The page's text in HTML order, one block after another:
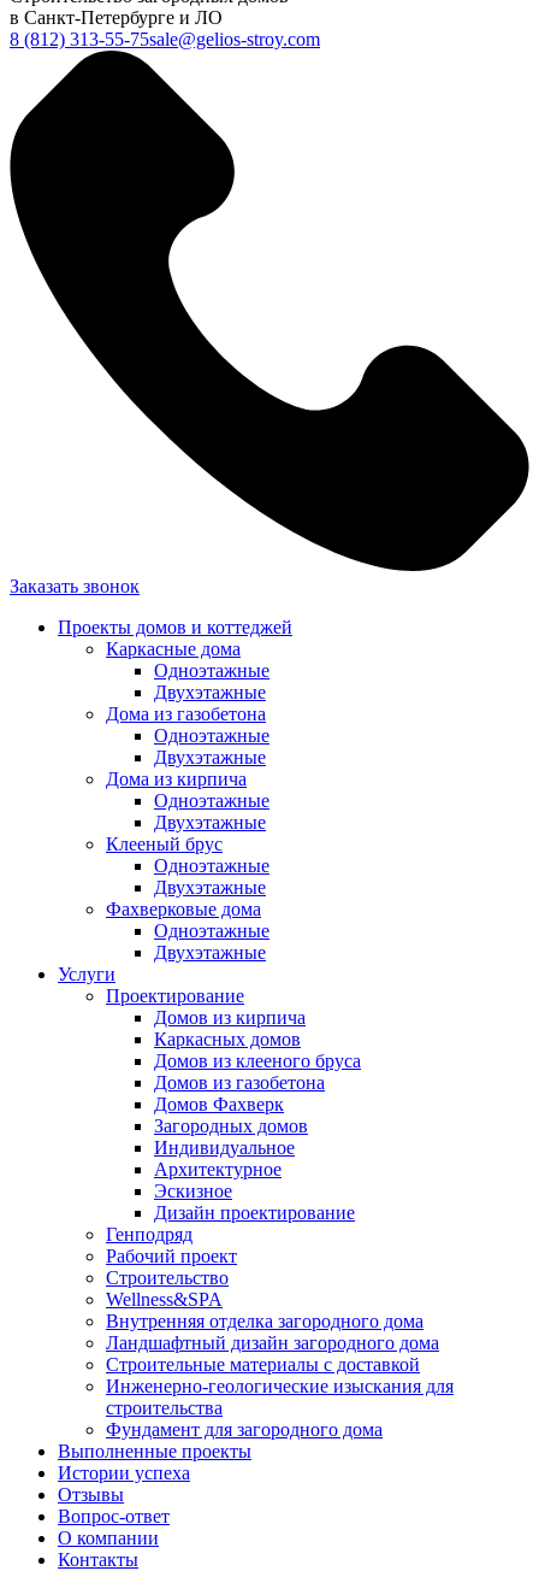
в Санкт-Петербурге и ЛО
8 (812) 313-55-75sale@gelios-stroy.com
Заказать звонок
Проекты домов и коттеджей
Каркасные дома
Одноэтажные
Двухэтажные
Дома из газобетона
Одноэтажные
Двухэтажные
Дома из кирпича
Одноэтажные
Двухэтажные
Клееный брус
Одноэтажные
Двухэтажные
Фахверковые дома
Одноэтажные
Двухэтажные
Услуги
Проектирование
Домов из кирпича
Каркасных домов
Домов из клееного бруса
Домов из газобетона
Домов Фахверк
Загородных домов
Индивидуальное
Архитектурное
Эскизное
Дизайн проектирование
Генподряд
Рабочий проект
Строительство
Wellness&SPA
Внутренняя отделка загородного дома
Ландшафтный дизайн загородного дома
Строительные материалы с доставкой
Инженерно-геологические изыскания для
строительства
Фундамент для загородного дома
Выполненные проекты
Истории успеха
Отзывы
Вопрос-ответ
О компании
Контакты